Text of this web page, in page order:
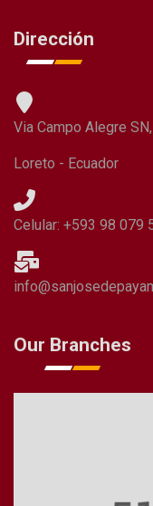
Dirección
Via Campo Alegre
Loreto - Ecuador
Celular: +593 98 079
Our Branches